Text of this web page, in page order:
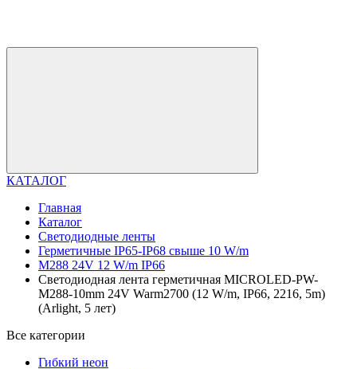
КАТАЛОГ
Главная
Каталог
Светодиодные ленты
Герметичные IP65-IP68 свыше 10 W/m
M288 24V 12 W/m IP66
Светодиодная лента герметичная MICROLED-PW-
M288-10mm 24V Warm2700 (12 W/m, IP66, 2216, 5m)
(Arlight, 5 лет)
Все категории
Гибкий неон